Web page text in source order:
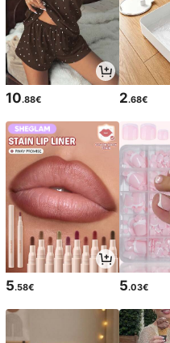
10.88€ 2.68€
5.58€ 5.03€